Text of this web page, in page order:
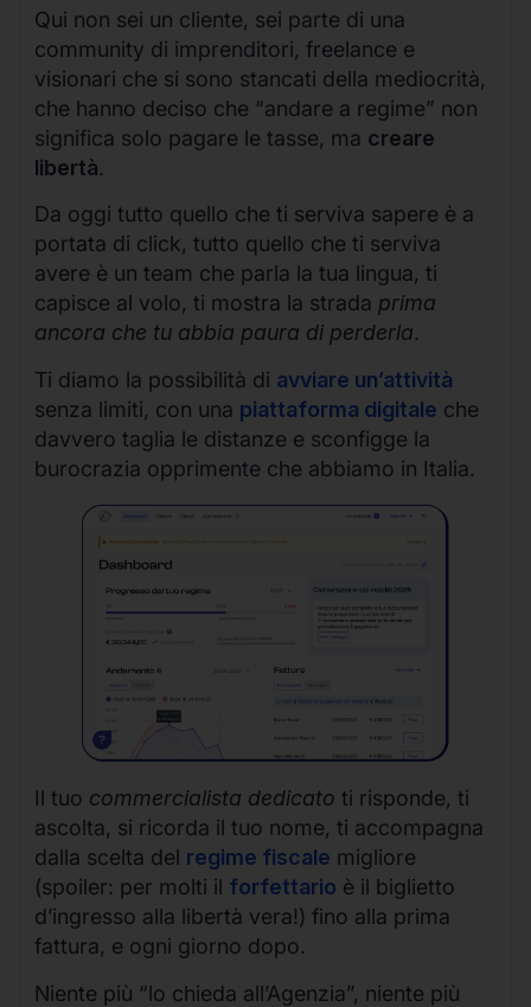
Qui non sei un cliente, sei parte di una
community di imprenditori, freelance e
visionari che si sono stancati della mediocrità,
che hanno deciso che “andare a regime” non
significa solo pagare le tasse, ma creare
libertà.
Da oggi tutto quello che ti serviva sapere è a
portata di click, tutto quello che ti serviva
avere è un team che parla la tua lingua, ti
capisce al volo, ti mostra la strada prima
ancora che tu abbia paura di perderla.
Ti diamo la possibilità di avviare un’attività
senza limiti, con una piattaforma digitale che
davvero taglia le distanze e sconfigge la
burocrazia opprimente che abbiamo in Italia.
Il tuo commercialista dedicato ti risponde, ti
ascolta, si ricorda il tuo nome, ti accompagna
dalla scelta del regime fiscale migliore
(spoiler: per molti il forfettario è il biglietto
d’ingresso alla libertà vera!) fino alla prima
fattura, e ogni giorno dopo.
Niente più “lo chieda all’Agenzia”, niente più